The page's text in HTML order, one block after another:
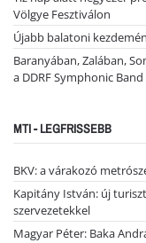
Völgye Fesztiválon
Újabb balatoni
Baranyában, Zalában,
a DDRF Symphonic
MTI - LEGFRISSEBB
BKV: a várakozó
Kapitány István: új
szervezetekkel
Magyar Péter: Baka